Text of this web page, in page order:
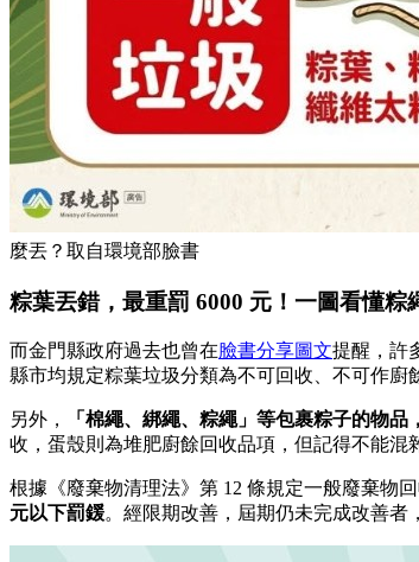
麼丟？取自環境部臉書
粽葉丟錯，最重罰 6000 元！一圖看懂粽
而金門縣政府過去也曾在臉書分享圖文提醒，許
縣市均規定粽葉垃圾分類為不可回收、不可作廚
另外， 「 棉繩、綁繩、粽繩」等包裹粽子的物品
收，蛋殼則為堆肥廚餘回收品項，但記得不能混
根據《廢棄物清理法》第 12 條規定一般廢棄物
元以下罰鍰。經限期改善，屆期仍未完成改善者